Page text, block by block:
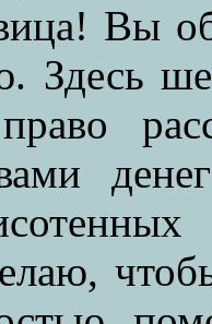
Вы
Здесь